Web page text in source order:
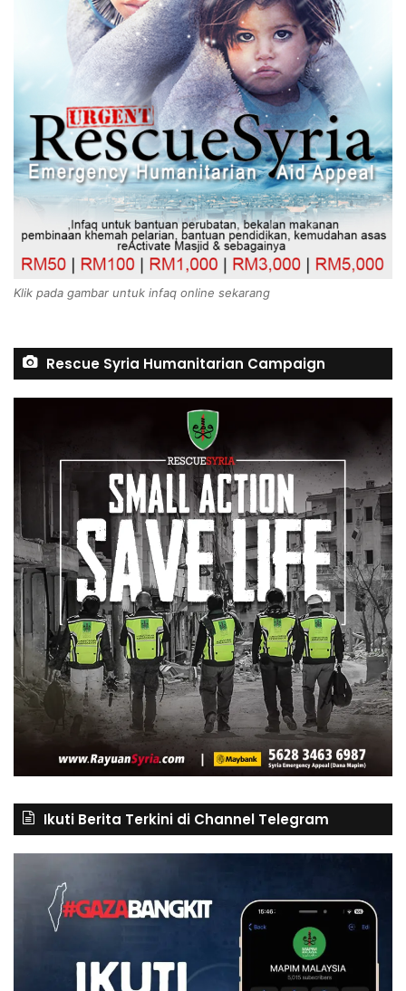
Klik pada gambar untuk infaq online sekarang
Rescue Syria Humanitarian Campaign
Ikuti Berita Terkini di Channel Telegram